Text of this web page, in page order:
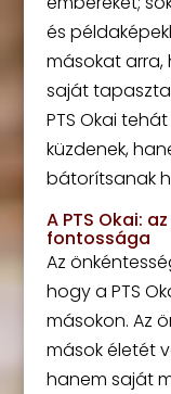
és
másokat arra,
saját
PTS Okai
küzdenek,
bátorítsanak
A PTS Okai:
fontossága
Az
hogy a PTS
másokon. Az
mások életét
hanem saját